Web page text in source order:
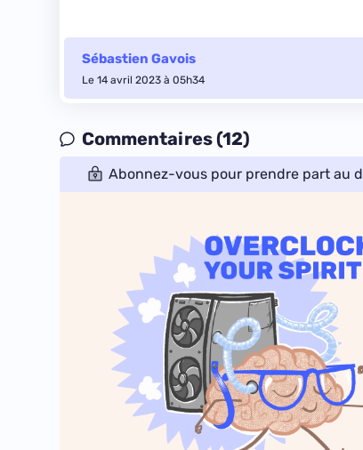
Sébastien Gavois
Le 14 avril 2023 à 05h34
Commentaires (12)
Abonnez-vous pour prendre part au